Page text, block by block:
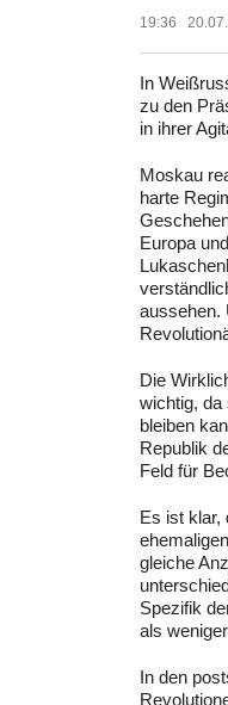
19:36
In
zu den
in ihrer
Moskau
harte
Europa
aussehen.
Die
wichtig, da
bleiben
Republik
Feld für
Es ist
gleiche
Spezifik
als
In den